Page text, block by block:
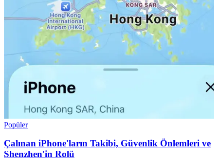
Popüler
Çalınan iPhone'ların Takibi, Güvenlik Önlemleri ve
Shenzhen'in Rolü